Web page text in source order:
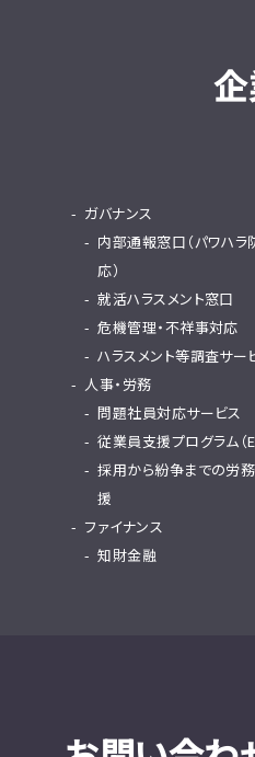
ガバナンス
内部通報窓口（パワハ
応）
就活ハラスメント窓口
危機管理・不祥事対応
ハラスメント等調査サー
人事・労務
問題社員対応サービス
従業員支援プログラム（
採用から紛争までの労
援
ファイナンス
知財金融